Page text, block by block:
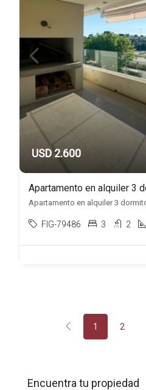
USD 2.600
FIG-79486 3 2
1 2
Encuentra tu propiedad